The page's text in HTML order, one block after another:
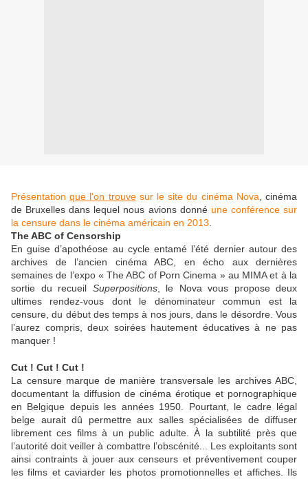
Présentationque l'on trouvesur le site du cinéma Nova , cinéma
de Bruxelles dans lequel nous avions donné une conférence sur
la censure dans le cinéma américain en 2013
The ABC of Censorship
En guise d’apothéose au cycle entamé l’été dernier autour des
archives de l’ancien cinéma ABC, en écho aux dernières
semaines de l’expo « The ABC of Porn Cinema » au MIMA et à la
sortie du recueil Superpositions, le Nova vous propose deux
ultimes rendez-vous dont le dénominateur commun est la
censure, du début des temps à nos jours, dans le désordre. Vous
l’aurez compris, deux soirées hautement éducatives à ne pas
manquer !
Cut ! Cut ! Cut !
La censure marque de manière transversale les archives ABC,
documentant la diffusion de cinéma érotique et pornographique
en Belgique depuis les années 1950. Pourtant, le cadre légal
belge aurait dû permettre aux salles spécialisées de diffuser
librement ces films à un public adulte. À la subtilité près que
l’autorité doit veiller à combattre l’obscénité... Les exploitants sont
ainsi contraints à jouer aux censeurs et préventivement couper
les films et caviarder les photos promotionnelles et affiches. Ils